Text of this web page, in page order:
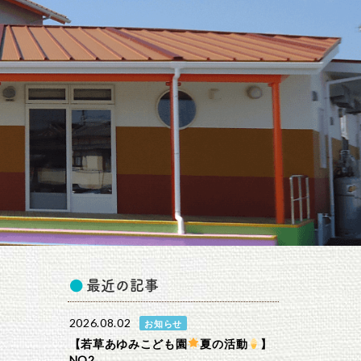
最近の記事
2026.08.02 お知らせ
【若草あゆみこども園 夏の活動
】